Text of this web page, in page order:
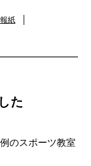
紙
た
のスポーツ教室